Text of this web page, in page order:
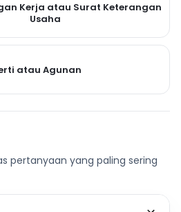
Kerja atau Surat Keterangan
Usaha
atau Agunan
pertanyaan yang paling sering